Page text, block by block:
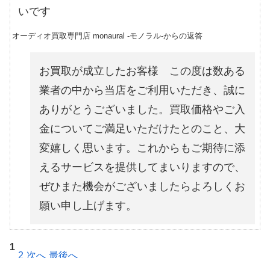
いです
オーディオ買取専門店 monaural -モノラル-からの返答
お買取が成立したお客様 この度は数ある
業者の中から当店をご利用いただき、誠に
ありがとうございました。買取価格やご入
金についてご満足いただけたとのこと、大
変嬉しく思います。これからもご期待に添
えるサービスを提供してまいりますので、
ぜひまた機会がございましたらよろしくお
願い申し上げます。
1
2 次へ 最後へ